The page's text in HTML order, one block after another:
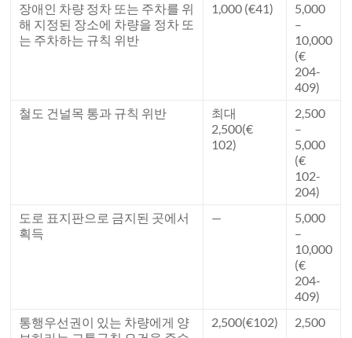
장애인 차량 정차 또는 주차를 위
해 지정된 장소에 차량을 정차 또
는 주차하는 규칙 위반
1,000 (€41)
5,000
–
10,000
(€
204-
409)
철도 건널목 통과 규칙 위반
최대
2,500(€
102)
2,500
–
5,000
(€
102-
204)
도로 표지판으로 금지된 곳에서
획득
—
5,000
–
10,000
(€
204-
409)
통행우선권이 있는 차량에게 양
2,500(€102)
2,500